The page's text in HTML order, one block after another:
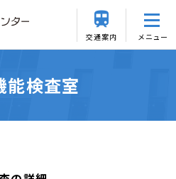
交通案内 メニュー
能検査室